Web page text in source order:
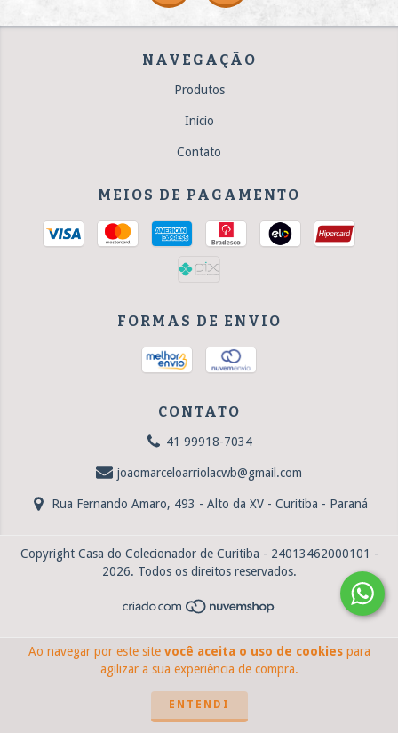
Ao navegar por este site você aceita o uso de cookiespara
agilizar a sua experiência de compra.
ENTENDI
NAVEGAÇÃO
Produtos
Início
Contato
MEIOS DE PAGAMENTO
FORMAS DE ENVIO
CONTATO
41 99918-7034
joaomarceloarriolacwb@gmail.com
Rua Fernando Amaro, 493 - Alto da XV - Curitiba - Paraná
Copyright Casa do Colecionador de Curitiba - 24013462000101 -
2026. Todos os direitos reservados.